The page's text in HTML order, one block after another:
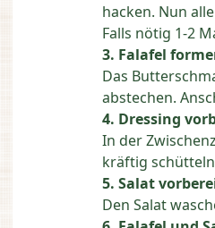
hacken. Nun
Falls nötig 1-2
3. Falafel
Das
abstechen.
4. Dressing
In der
kräftig
5. Salat
Den Salat